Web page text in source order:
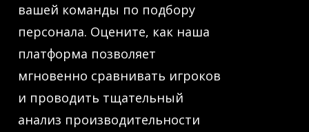
вашей команды по подбору
персонала. Оцените, как наша
платформа позволяет
мгновенно сравнивать игроков
и проводить тщательный
анализ производительности